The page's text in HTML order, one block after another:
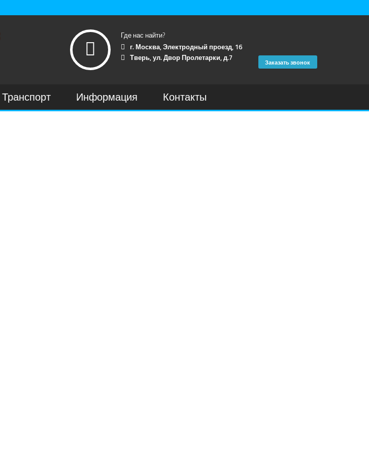
Заказать звонок
Где нас найти?
г. Москва, Электродный проезд, 16
Тверь, ул. Двор Пролетарки, д.7
Транспорт Информация Контакты